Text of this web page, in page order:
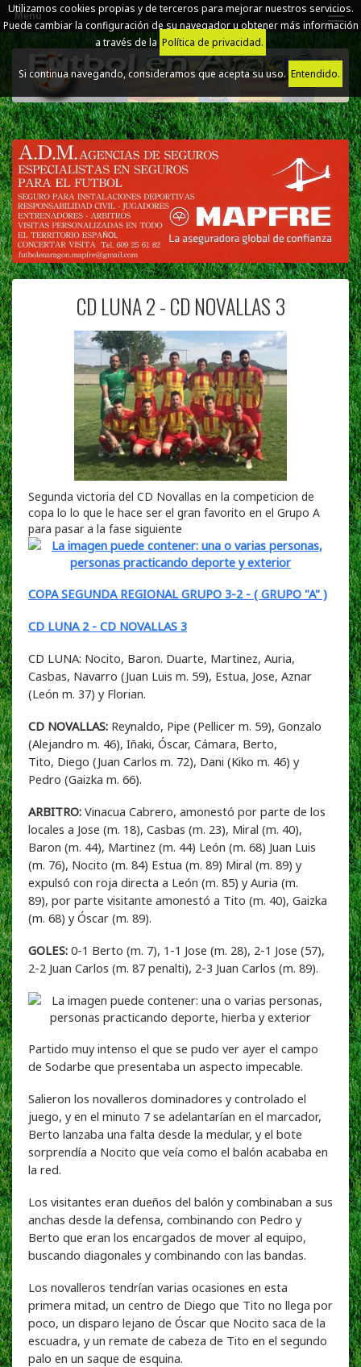
Utilizamos cookies propias y de terceros para mejorar nuestros servicios.
Puede cambiar la configuración de su navegador u obtener más información
a través de la Política de privacidad.
Si continua navegando, consideramos que acepta su uso.Entendido.
Menú
CD LUNA 2 - CD NOVALLAS 3
Segunda victoria del CD Novallas en la competicion de
copa lo lo que le hace ser el gran favorito en el Grupo A
para pasar a la fase siguiente
COPA SEGUNDA REGIONAL GRUPO 3-2 - ( GRUPO "A" )
CD LUNA 2 - CD NOVALLAS 3
CD LUNA: Nocito, Baron. Duarte, Martinez, Auria,
Casbas, Navarro (Juan Luis m. 59), Estua, Jose, Aznar
(León m. 37) y Florian.
CD NOVALLAS: Reynaldo, Pipe (Pellicer m. 59), Gonzalo
(Alejandro m. 46), Iñaki, Óscar, Cámara, Berto,
Tito, Diego (Juan Carlos m. 72), Dani (Kiko m. 46) y
Pedro (Gaizka m. 66).
ARBITRO: Vinacua Cabrero, amonestó por parte de los
locales a Jose (m. 18), Casbas (m. 23), Miral (m. 40),
Baron (m. 44), Martinez (m. 44) León (m. 68) Juan Luis
(m. 76), Nocito (m. 84) Estua (m. 89) Miral (m. 89) y
expulsó con roja directa a León (m. 85) y Auria (m.
89), por parte visitante amonestó a Tito (m. 40), Gaizka
(m. 68) y Óscar (m. 89).
GOLES: 0-1 Berto (m. 7), 1-1 Jose (m. 28), 2-1 Jose (57),
2-2 Juan Carlos (m. 87 penalti), 2-3 Juan Carlos (m. 89).
Partido muy intenso el que se pudo ver ayer el campo
de Sodarbe que presentaba un aspecto impecable.
Salieron los novalleros dominadores y controlado el
juego, y en el minuto 7 se adelantarían en el marcador,
Berto lanzaba una falta desde la medular, y el bote
sorprendía a Nocito que veía como el balón acababa en
la red.
Los visitantes eran dueños del balón y combinaban a sus
anchas desde la defensa, combinando con Pedro y
Berto que eran los encargados de mover al equipo,
buscando diagonales y combinando con las bandas.
Los novalleros tendrían varias ocasiones en esta
primera mitad, un centro de Diego que Tito no llega por
poco, un disparo lejano de Óscar que Nocito saca de la
escuadra, y un remate de cabeza de Tito en el segundo
palo en un saque de esquina.